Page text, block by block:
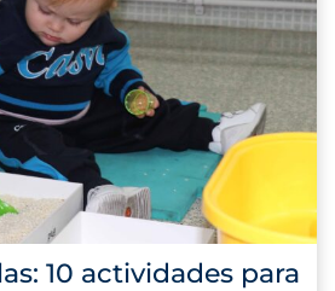
10 actividades para